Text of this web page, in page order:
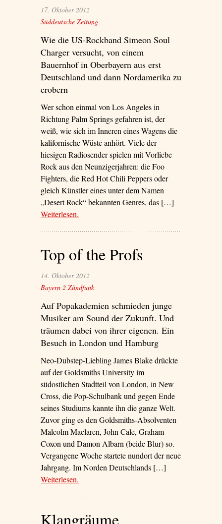
17. Oktober 2012
Süddeutsche Zeitung
Wie die US-Rockband Simeon Soul
Charger versucht, von einem
Bauernhof in Oberbayern aus erst
Deutschland und dann Nordamerika zu
erobern
Wer schon einmal von Los Angeles in
Richtung Palm Springs gefahren ist, der
weiß, wie sich im Inneren eines Wagens die
kalifornische Wüste anhört. Viele der
hiesigen Radiosender spielen mit Vorliebe
Rock aus den Neunzigerjahren: die Foo
Fighters, die Red Hot Chili Peppers oder
gleich Künstler eines unter dem Namen
„Desert Rock“ bekannten Genres, das […]
Weiterlesen– ‘Immer dem Krach nach’
.
Top of the Profs
14. Oktober 2012
Bayern 2 Zündfunk
Auf Popakademien schmieden junge
Musiker am Sound der Zukunft. Und
träumen dabei von ihrer eigenen. Ein
Besuch in London und Hamburg
Neo-Dubstep-Liebling James Blake drückte
auf der Goldsmiths University im
südostlichen Stadtteil von London, in New
Cross, die Pop-Schulbank und gegen Ende
seines Studiums kannte ihn die ganze Welt.
Zuvor ging es den Goldsmiths-Absolventen
Malcolm Maclaren, John Cale, Graham
Coxon und Damon Albarn (beide Blur) so.
Vergangene Woche startete nundort der neue
Jahrgang. Im Norden Deutschlands […]
Weiterlesen– ‘Top of the Profs’
.
Klangräume